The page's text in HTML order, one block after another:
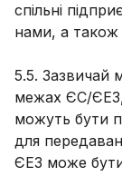
спільні
нами, а також
5.5. Зазвичай
межах ЄС/ЄЕЗ,
можуть бути
для
ЄЕЗ може